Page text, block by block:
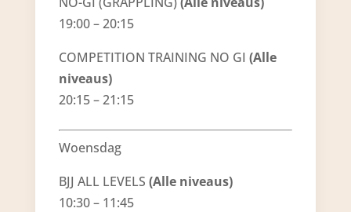
19:00 – 20:15
COMPETITION TRAINING NO GI (Alle
niveaus)
20:15 – 21:15
Woensdag
BJJ ALL LEVELS (Alle niveaus)
10:30 – 11:45